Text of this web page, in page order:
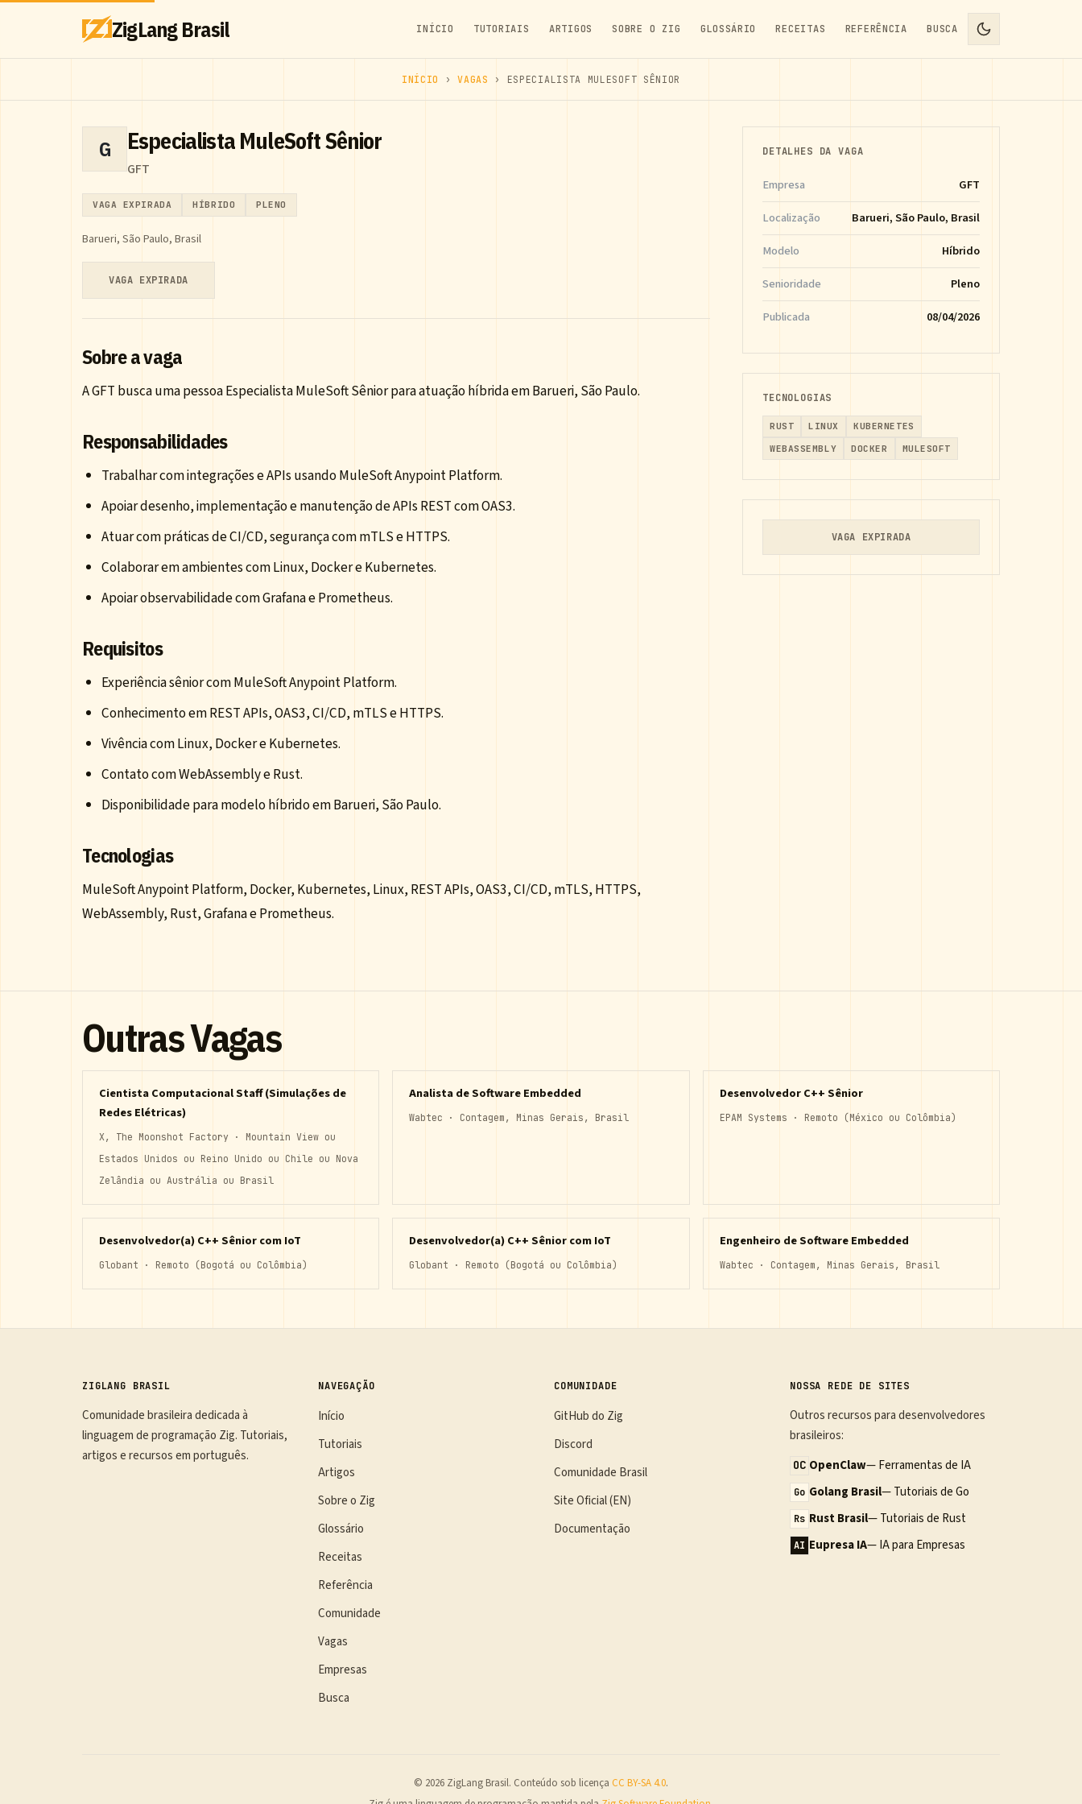
ZigLang Brasil INÍCIO TUTORIAIS ARTIGOS SOBRE O ZIG GLOSSÁRIO RECEITAS REFERÊNCIA BUSCA
INÍCIO ›VAGAS › ESPECIALISTA MULESOFT SÊNIOR
G Especialista MuleSoft Sênior
GFT
VAGA EXPIRADA HÍBRIDO PLENO
Barueri, São Paulo, Brasil
VAGA EXPIRADA
Sobre a vaga
A GFT busca uma pessoa Especialista MuleSoft Sênior para atuação híbrida em Barueri, São Paulo.
Responsabilidades
Trabalhar com integrações e APIs usando MuleSoft Anypoint Platform.
Apoiar desenho, implementação e manutenção de APIs REST com OAS3.
Atuar com práticas de CI/CD, segurança com mTLS e HTTPS.
Colaborar em ambientes com Linux, Docker e Kubernetes.
Apoiar observabilidade com Grafana e Prometheus.
Requisitos
Experiência sênior com MuleSoft Anypoint Platform.
Conhecimento em REST APIs, OAS3, CI/CD, mTLS e HTTPS.
Vivência com Linux, Docker e Kubernetes.
Contato com WebAssembly e Rust.
Disponibilidade para modelo híbrido em Barueri, São Paulo.
Tecnologias
MuleSoft Anypoint Platform, Docker, Kubernetes, Linux, REST APIs, OAS3, CI/CD, mTLS, HTTPS,
WebAssembly, Rust, Grafana e Prometheus.
DETALHES DA VAGA
Empresa
GFT
Localização
Barueri, São Paulo, Brasil
Modelo
Híbrido
Senioridade
Pleno
Publicada
08/04/2026
TECNOLOGIAS
RUST LINUX
KUBERNETES
WEBASSEMBLY
DOCKER MULESOFT
VAGA EXPIRADA
Outras Vagas
Cientista Computacional Staff (Simulações de
Redes Elétricas)
X, The Moonshot Factory · Mountain View ou
Estados Unidos ou Reino Unido ou Chile ou Nova
Zelândia ou Austrália ou Brasil
Analista de Software Embedded
Wabtec · Contagem, Minas Gerais, Brasil
Desenvolvedor C++ Sênior
EPAM Systems · Remoto (México ou Colômbia)
Desenvolvedor(a) C++ Sênior com IoT
Globant · Remoto (Bogotá ou Colômbia)
Desenvolvedor(a) C++ Sênior com IoT
Globant · Remoto (Bogotá ou Colômbia)
Engenheiro de Software Embedded
Wabtec · Contagem, Minas Gerais, Brasil
ZIGLANG BRASIL
Comunidade brasileira dedicada à
linguagem de programação Zig. Tutoriais,
artigos e recursos em português.
NAVEGAÇÃO
Início
Tutoriais
Artigos
Sobre o Zig
Glossário
Receitas
Referência
Comunidade
Vagas
Empresas
Busca
COMUNIDADE
GitHub do Zig
Discord
Comunidade Brasil
Site Oficial (EN)
Documentação
NOSSA REDE DE SITES
Outros recursos para desenvolvedores
brasileiros:
OC OpenClaw— Ferramentas de IA
Go Golang Brasil— Tutoriais de Go
Rs Rust Brasil— Tutoriais de Rust
AI Eupresa IA— IA para Empresas
© 2026 ZigLang Brasil. Conteúdo sob licença CC BY-SA 4.0.